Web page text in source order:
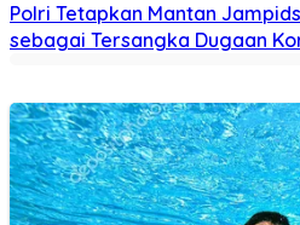
Polri Tetapkan Mantan
sebagai Tersangka Dugaan